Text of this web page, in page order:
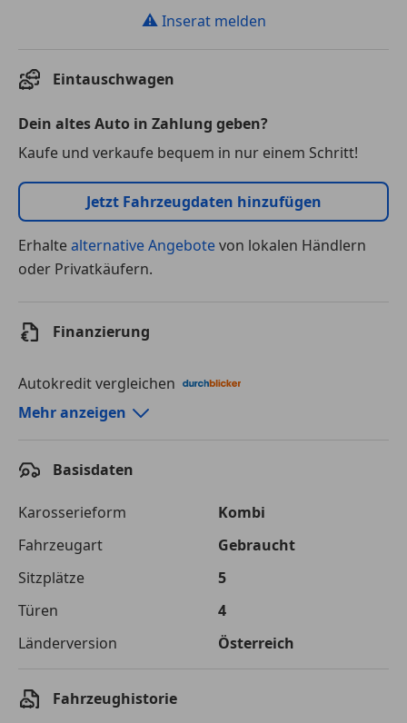
⚠ Inserat melden
Eintauschwagen
Dein altes Auto in Zahlung geben?
Kaufe und verkaufe bequem in nur einem Schritt!
Jetzt Fahrzeugdaten hinzufügen
Erhaltealternative Angebotevon lokalen Händlern
oder Privatkäufern.
Finanzierung
Autokredit vergleichen
Autokredit-Rechner von durchblicker.at
Laufzeit
120 Monate
Kreditbetrag
€ 20 700,-
Zu zahlender
Gesamtbetrag
€ 29 162,-
Effektivzinsatz
Mehr anzeigen
Basisdaten
Karosserieform
Kombi
Fahrzeugart
Gebraucht
Sitzplätze
5
Türen
4
Länderversion
Österreich
Fahrzeughistorie